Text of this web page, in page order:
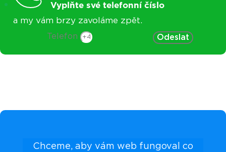
Vyplňte své telefonní číslo
a my vám brzy zavoláme zpět.
Telefon Odeslat
Chceme, aby vám web fungoval co